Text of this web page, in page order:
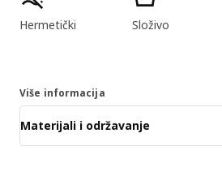
Hermetički Složivo
Više informacija
Materijali i održavanje